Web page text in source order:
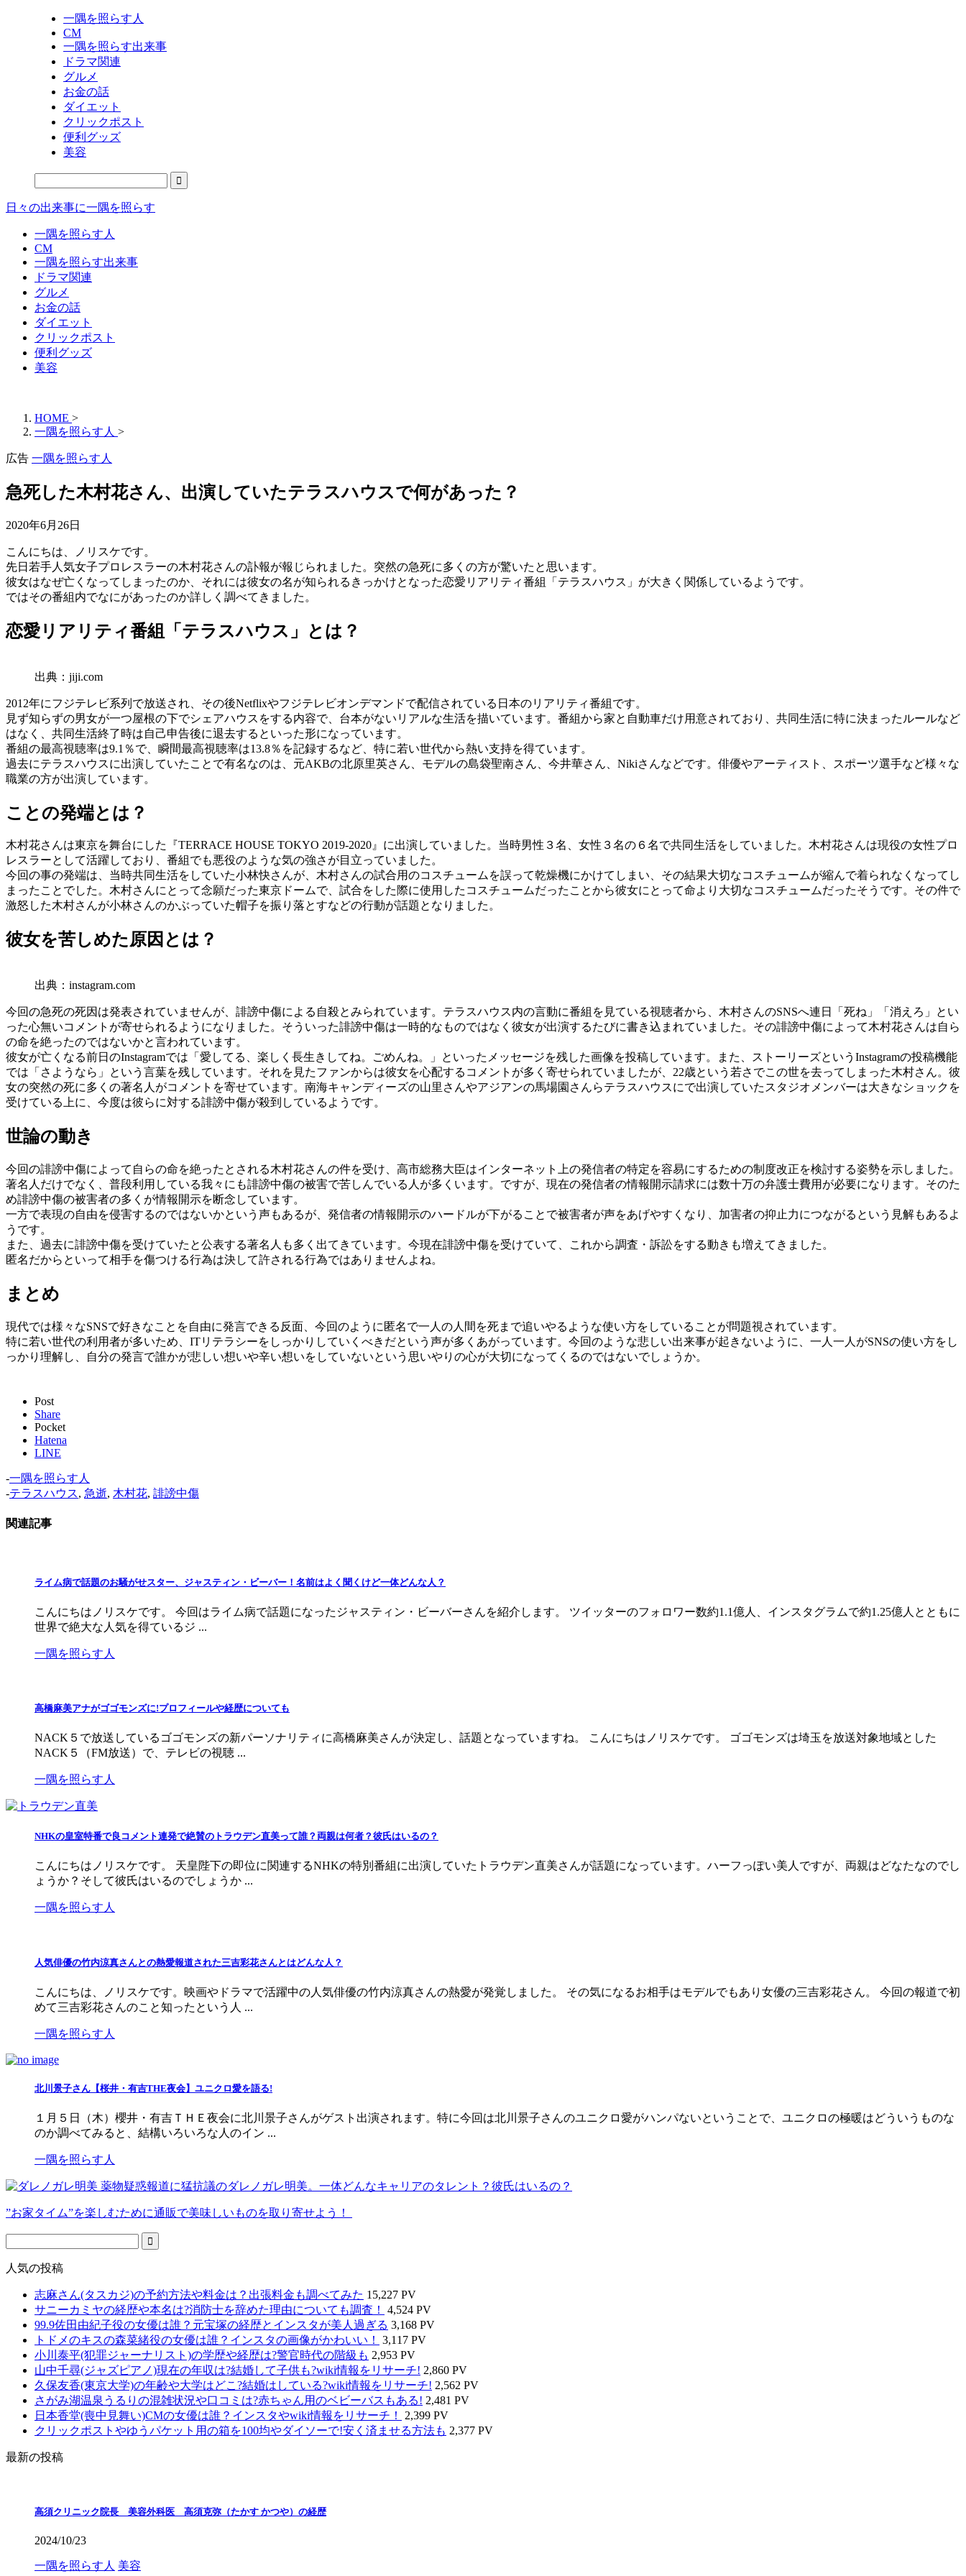
一隅を照らす人
CM
一隅を照らす出来事
ドラマ関連
グルメ
お金の話
ダイエット
クリックポスト
便利グッズ
美容
日々の出来事に一隅を照らす
一隅を照らす人
CM
一隅を照らす出来事
ドラマ関連
グルメ
お金の話
ダイエット
クリックポスト
便利グッズ
美容
HOME >
一隅を照らす人 >
広告 一隅を照らす人
急死した木村花さん、出演していたテラスハウスで何があった？
2020年6月26日
こんにちは、ノリスケです。
先日若手人気女子プロレスラーの木村花さんの訃報が報じられました。突然の急死に多くの方が驚いたと思います。
彼女はなぜ亡くなってしまったのか、それには彼女の名が知られるきっかけとなった恋愛リアリティ番組「テラスハウス」が大きく関係しているようです。
ではその番組内でなにがあったのか詳しく調べてきました。
恋愛リアリティ番組「テラスハウス」とは？
出典：jiji.com
2012年にフジテレビ系列で放送され、その後Netflixやフジテレビオンデマンドで配信されている日本のリアリティ番組です。
見ず知らずの男女が一つ屋根の下でシェアハウスをする内容で、台本がないリアルな生活を描いています。番組から家と自動車だけ用意されており、共同生活に特に決まったルールなど
はなく、共同生活終了時は自己申告後に退去するといった形になっています。
番組の最高視聴率は9.1％で、瞬間最高視聴率は13.8％を記録するなど、特に若い世代から熱い支持を得ています。
過去にテラスハウスに出演していたことで有名なのは、元AKBの北原里英さん、モデルの島袋聖南さん、今井華さん、Nikiさんなどです。俳優やアーティスト、スポーツ選手など様々な
職業の方が出演しています。
ことの発端とは？
木村花さんは東京を舞台にした『TERRACE HOUSE TOKYO 2019-2020』に出演していました。当時男性３名、女性３名の６名で共同生活をしていました。木村花さんは現役の女性プロ
レスラーとして活躍しており、番組でも悪役のような気の強さが目立っていました。
今回の事の発端は、当時共同生活をしていた小林快さんが、木村さんの試合用のコスチュームを誤って乾燥機にかけてしまい、その結果大切なコスチュームが縮んで着られなくなってし
まったことでした。木村さんにとって念願だった東京ドームで、試合をした際に使用したコスチュームだったことから彼女にとって命より大切なコスチュームだったそうです。その件で
激怒した木村さんが小林さんのかぶっていた帽子を振り落とすなどの行動が話題となりました。
彼女を苦しめた原因とは？
出典：instagram.com
今回の急死の死因は発表されていませんが、誹謗中傷による自殺とみられています。テラスハウス内の言動に番組を見ている視聴者から、木村さんのSNSへ連日「死ね」「消えろ」とい
った心無いコメントが寄せられるようになりました。そういった誹謗中傷は一時的なものではなく彼女が出演するたびに書き込まれていました。その誹謗中傷によって木村花さんは自ら
の命を絶ったのではないかと言われています。
彼女が亡くなる前日のInstagramでは「愛してる、楽しく長生きしてね。ごめんね。」といったメッセージを残した画像を投稿しています。また、ストーリーズというInstagramの投稿機能
では「さようなら」という言葉を残しています。それを見たファンからは彼女を心配するコメントが多く寄せられていましたが、22歳という若さでこの世を去ってしまった木村さん。彼
女の突然の死に多くの著名人がコメントを寄せています。南海キャンディーズの山里さんやアジアンの馬場園さんらテラスハウスにで出演していたスタジオメンバーは大きなショックを
受けている上に、今度は彼らに対する誹謗中傷が殺到しているようです。
世論の動き
今回の誹謗中傷によって自らの命を絶ったとされる木村花さんの件を受け、高市総務大臣はインターネット上の発信者の特定を容易にするための制度改正を検討する姿勢を示しました。
著名人だけでなく、普段利用している我々にも誹謗中傷の被害で苦しんでいる人が多くいます。ですが、現在の発信者の情報開示請求には数十万の弁護士費用が必要になります。そのた
め誹謗中傷の被害者の多くが情報開示を断念しています。
一方で表現の自由を侵害するのではないかという声もあるが、発信者の情報開示のハードルが下がることで被害者が声をあげやすくなり、加害者の抑止力につながるという見解もあるよ
うです。
また、過去に誹謗中傷を受けていたと公表する著名人も多く出てきています。今現在誹謗中傷を受けていて、これから調査・訴訟をする動きも増えてきました。
匿名だからといって相手を傷つける行為は決して許される行為ではありませんよね。
まとめ
現代では様々なSNSで好きなことを自由に発言できる反面、今回のように匿名で一人の人間を死まで追いやるような使い方をしていることが問題視されています。
特に若い世代の利用者が多いため、ITリテラシーをしっかりしていくべきだという声が多くあがっています。今回のような悲しい出来事が起きないように、一人一人がSNSの使い方をし
っかり理解し、自分の発言で誰かが悲しい想いや辛い想いをしていないという思いやりの心が大切になってくるのではないでしょうか。
Post
Share
Pocket
Hatena
LINE
-一隅を照らす人
-テラスハウス, 急逝, 木村花, 誹謗中傷
関連記事
ライム病で話題のお騒がせスター、ジャスティン・ビーバー！名前はよく聞くけど一体どんな人？
こんにちはノリスケです。 今回はライム病で話題になったジャスティン・ビーバーさんを紹介します。 ツイッターのフォロワー数約1.1億人、インスタグラムで約1.25億人とともに
世界で絶大な人気を得ているジ ...
一隅を照らす人
高橋麻美アナがゴゴモンズに!プロフィールや経歴についても
NACK５で放送しているゴゴモンズの新パーソナリティに高橋麻美さんが決定し、話題となっていますね。 こんにちはノリスケです。 ゴゴモンズは埼玉を放送対象地域とした
NACK５（FM放送）で、テレビの視聴 ...
一隅を照らす人
NHKの皇室特番で良コメント連発で絶賛のトラウデン直美って誰？両親は何者？彼氏はいるの？
こんにちはノリスケです。 天皇陛下の即位に関連するNHKの特別番組に出演していたトラウデン直美さんが話題になっています。ハーフっぽい美人ですが、両親はどなたなのでし
ょうか？そして彼氏はいるのでしょうか ...
一隅を照らす人
人気俳優の竹内涼真さんとの熱愛報道された三吉彩花さんとはどんな人？
こんにちは、ノリスケです。映画やドラマで活躍中の人気俳優の竹内涼真さんの熱愛が発覚しました。 その気になるお相手はモデルでもあり女優の三吉彩花さん。 今回の報道で初
めて三吉彩花さんのこと知ったという人 ...
一隅を照らす人
北川景子さん【桜井・有吉THE夜会】ユニクロ愛を語る!
１月５日（木）櫻井・有吉ＴＨＥ夜会に北川景子さんがゲスト出演されます。特に今回は北川景子さんのユニクロ愛がハンパないということで、ユニクロの極暖はどういうものな
のか調べてみると、結構いろいろな人のイン ...
一隅を照らす人
薬物疑惑報道に猛抗議のダレノガレ明美。一体どんなキャリアのタレント？彼氏はいるの？
”お家タイム”を楽しむために通販で美味しいものを取り寄せよう！
人気の投稿
志麻さん(タスカジ)の予約方法や料金は？出張料金も調べてみた 15,227 PV
サニーカミヤの経歴や本名は?消防士を辞めた理由についても調査！
4,524 PV
99.9佐田由紀子役の女優は誰？元宝塚の経歴とインスタが美人過ぎる 3,168 PV
トドメのキスの森菜緒役の女優は誰？インスタの画像がかわいい！
3,117 PV
小川泰平(犯罪ジャーナリスト)の学歴や経歴は?警官時代の階級も 2,953 PV
山中千尋(ジャズピアノ)現在の年収は?結婚して子供も?wiki情報をリサーチ! 2,860 PV
久保友香(東京大学)の年齢や大学はどこ?結婚はしている?wiki情報をリサーチ! 2,562 PV
さがみ湖温泉うるりの混雑状況や口コミは?赤ちゃん用のベビーバスもある! 2,481 PV
日本香堂(喪中見舞い)CMの女優は誰？インスタやwiki情報をリサーチ！
2,399 PV
クリックポストやゆうパケット用の箱を100均やダイソーで!安く済ませる方法も 2,377 PV
最新の投稿
高須クリニック院長 美容外科医 高須克弥（たかす かつや）の経歴
2024/10/23
一隅を照らす人 美容